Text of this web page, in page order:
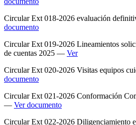
Circular Ext 018-2026 evaluación
documento
Circular Ext 019-2026 Lineamientos
de cuentas 2025 — Ver
Circular Ext 020-2026 Visitas equipos
documento
Circular Ext 021-2026 Conformación
— Ver documento
Circular Ext 022-2026 Diligenciamiento